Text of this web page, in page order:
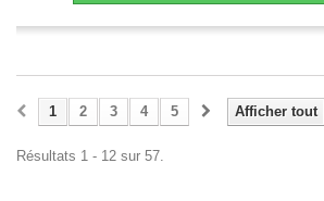
Afficher tout
1 2 3 4 5
Résultats 1 - 12 sur 57.